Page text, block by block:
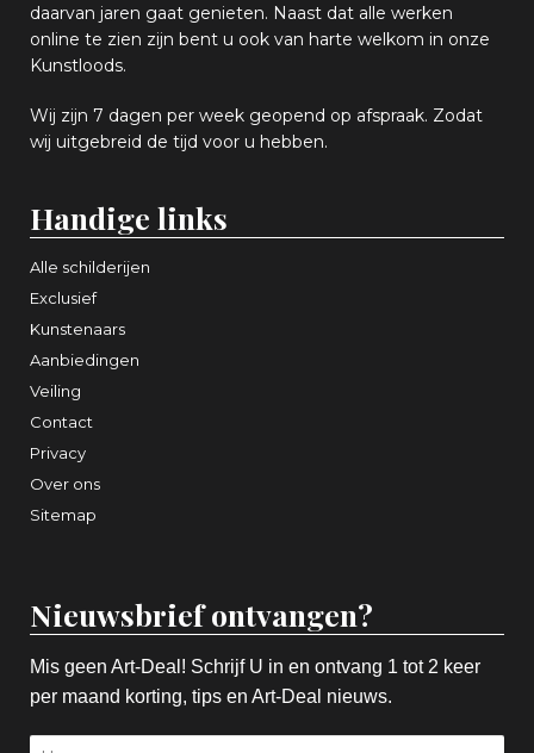
daarvan jaren gaat genieten. Naast dat alle werken
online te zien zijn bent u ook van harte welkom in onze
Kunstloods.
Wij zijn 7 dagen per week geopend op afspraak. Zodat
wij uitgebreid de tijd voor u hebben.
Handige links
Alle schilderijen
Exclusief
Kunstenaars
Aanbiedingen
Veiling
Contact
Privacy
Over ons
Sitemap
Nieuwsbrief ontvangen?
Mis geen Art-Deal! Schrijf U in en ontvang 1 tot 2 keer
per maand korting, tips en Art-Deal nieuws.